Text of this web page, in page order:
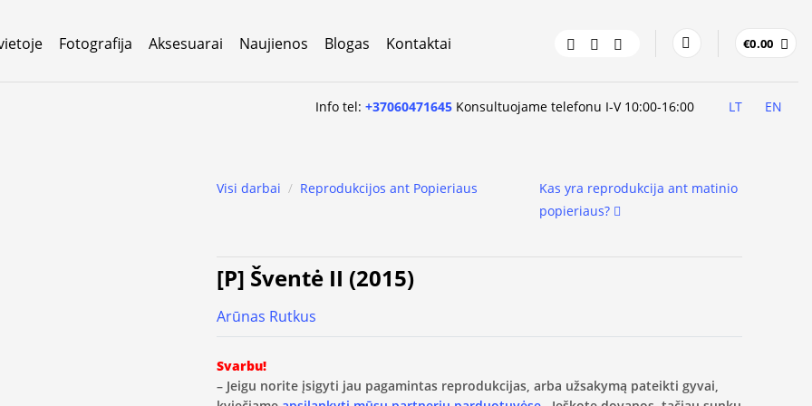
Fotografija Aksesuarai Naujienos Blogas Kontaktai €0.00
Info tel:+37060471645 Konsultuojame telefonu I-V 10:00-16:00 LT EN
Visi darbai / Reprodukcijos ant Popieriaus
Kas yra reprodukcija ant matinio
popieriaus?
[P] Šventė II (2015)
Arūnas Rutkus
Svarbu!
– Jeigu norite įsigyti jau pagamintas reprodukcijas, arba užsakymą pateikti gyvai,